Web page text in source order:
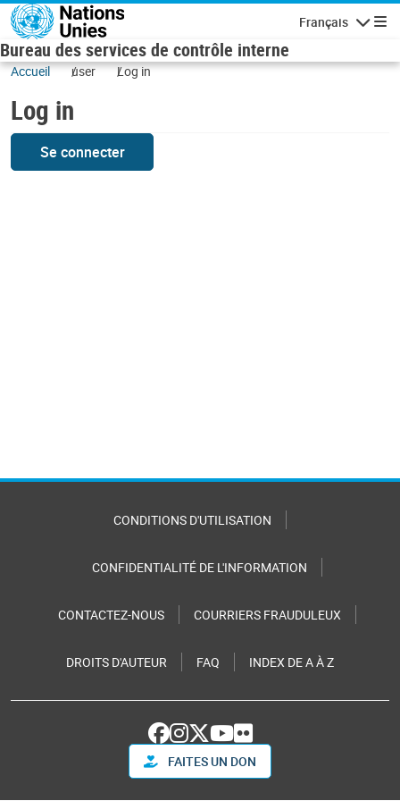
Skip to main content
Français
Bureau des services de contrôle interne
Accueil user Log in
Log in
Se connecter
CONDITIONS D'UTILISATION
CONFIDENTIALITÉ DE L'INFORMATION
CONTACTEZ-NOUS COURRIERS FRAUDULEUX
DROITS D'AUTEUR FAQ INDEX DE A À Z
FAITES UN DON